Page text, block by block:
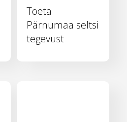
Toeta
Pärnumaa seltsi
tegevust